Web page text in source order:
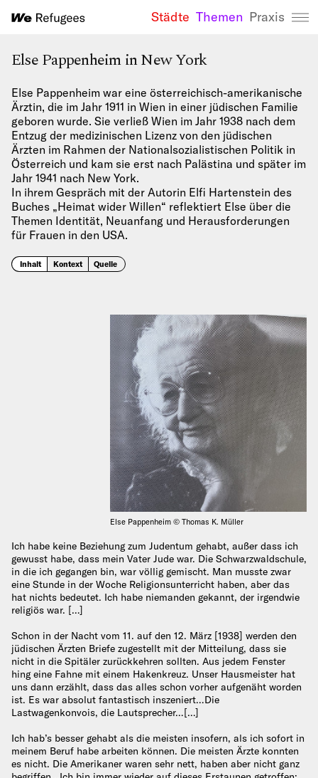
We Refugees
Städte Themen Praxis
Else Pappenheim in New York
Else Pappenheim war eine österreichisch-amerikanische
Ärztin, die im Jahr 1911 in Wien in einer jüdischen Familie
geboren wurde. Sie verließ Wien im Jahr 1938 nach dem
Entzug der medizinischen Lizenz von den jüdischen
Ärzten im Rahmen der Nationalsozialistischen Politik in
Österreich und kam sie erst nach Palästina und später im
Jahr 1941 nach New York.
In ihrem Gespräch mit der Autorin Elfi Hartenstein des
Buches „Heimat wider Willen“ reflektiert Else über die
Themen Identität, Neuanfang und Herausforderungen
für Frauen in den USA.
Inhalt Kontext Quelle
Else Pappenheim © Thomas K. Müller
Ich habe keine Beziehung zum Judentum gehabt, außer dass ich
gewusst habe, dass mein Vater Jude war. Die Schwarzwaldschule,
in die ich gegangen bin, war völlig gemischt. Man musste zwar
eine Stunde in der Woche Religionsunterricht haben, aber das
hat nichts bedeutet. Ich habe niemanden gekannt, der irgendwie
religiös war. […]
Schon in der Nacht vom 11. auf den 12. März [1938] werden den
jüdischen Ärzten Briefe zugestellt mit der Mitteilung, dass sie
nicht in die Spitäler zurückkehren sollten. Aus jedem Fenster
hing eine Fahne mit einem Hakenkreuz. Unser Hausmeister hat
uns dann erzählt, dass das alles schon vorher aufgenäht worden
ist. Es war absolut fantastisch inszeniert…Die
Lastwagenkonvois, die Lautsprecher…[…]
Ich hab’s besser gehabt als die meisten insofern, als ich sofort in
meinem Beruf habe arbeiten können. Die meisten Ärzte konnten
es nicht. Die Amerikaner waren sehr nett, haben aber nicht ganz